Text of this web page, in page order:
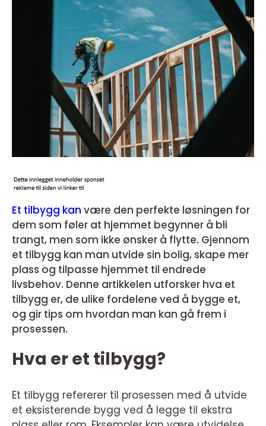
Et tilbygg kan være den perfekte løsningen for
dem som føler at hjemmet begynner å bli
trangt, men som ikke ønsker å flytte. Gjennom
et tilbygg kan man utvide sin bolig, skape mer
plass og tilpasse hjemmet til endrede
livsbehov. Denne artikkelen utforsker hva et
tilbygg er, de ulike fordelene ved å bygge et,
og gir tips om hvordan man kan gå frem i
prosessen.
Hva er et tilbygg?
Et tilbygg refererer til prosessen med å utvide
et eksisterende bygg ved å legge til ekstra